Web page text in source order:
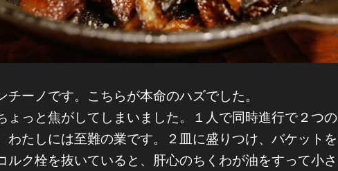
ーノです。こちらが本命のハズでした。
っと焦がしてしまいました。１人で同時進行で２つの
わたしには至難の業です。２皿に盛りつけ、バケットを
ルク栓を抜いていると、肝心のちくわが油をすって小さ